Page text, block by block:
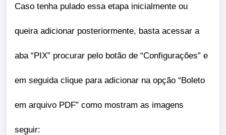
Caso tenha pulado essa etapa inicialmente ou
queira adicionar posteriormente, basta acessar a
aba “PIX” procurar pelo botão de “Configurações” e
em seguida clique para adicionar na opção “Boleto
em arquivo PDF” como mostram as imagens
seguir: